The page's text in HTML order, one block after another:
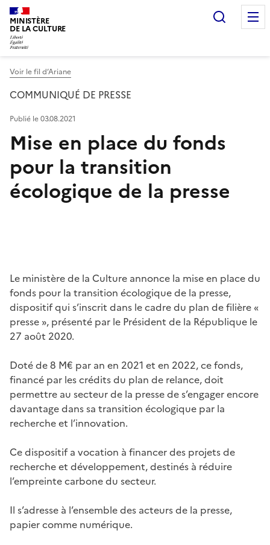
MINISTÈRE
DE LA CULTURE
Voir le fil d’Ariane
COMMUNIQUÉ DE PRESSE
Mise en place du fonds
pour la transition
écologique de la presse
Publié le 03.08.2021
Le ministère de la Culture annonce la mise en place du
fonds pour la transition écologique de la presse,
dispositif qui s’inscrit dans le cadre du plan de filière «
presse », présenté par le Président de la République le
27 août 2020.
Doté de 8 M€ par an en 2021 et en 2022, ce fonds,
financé par les crédits du plan de relance, doit
permettre au secteur de la presse de s’engager encore
davantage dans sa transition écologique par la
recherche et l’innovation.
Ce dispositif a vocation à financer des projets de
recherche et développement, destinés à réduire
l’empreinte carbone du secteur.
Il s’adresse à l’ensemble des acteurs de la presse,
papier comme numérique.